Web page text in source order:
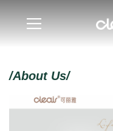
/About Us/